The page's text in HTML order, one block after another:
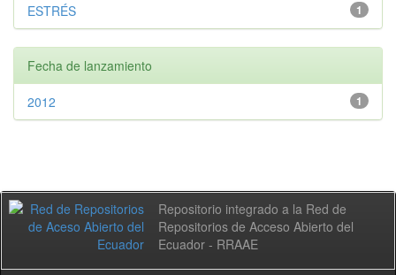
1
ESTRÉS
Fecha de lanzamiento
1
2012
Repositorio integrado a la Red de
Repositorios de Acceso Abierto del
Ecuador - RRAAE